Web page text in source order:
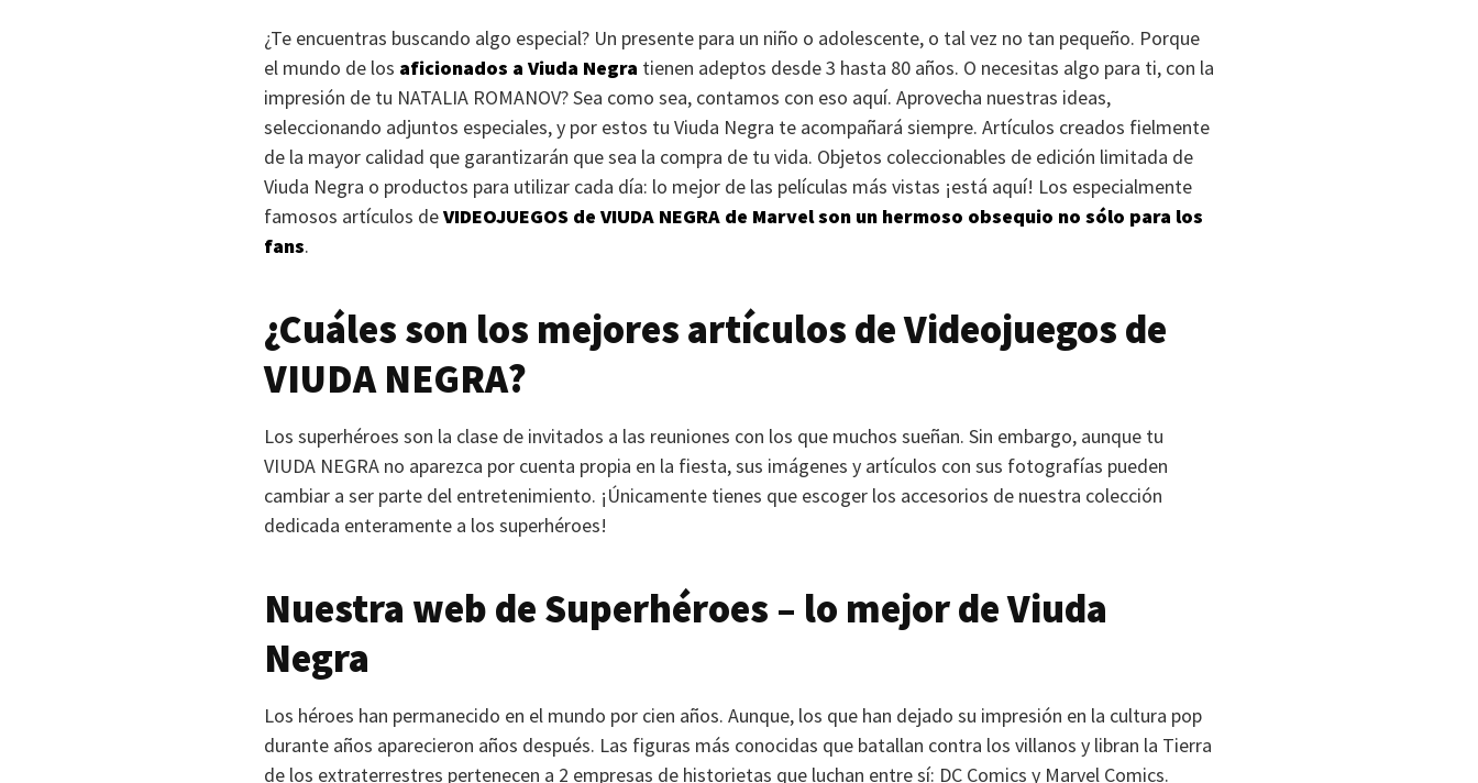
¿Te encuentras buscando algo especial? Un presente para un niño o adolescente, o tal vez no tan pequeño. Porque
el mundo de los aficionados a Viuda Negra tienen adeptos desde 3 hasta 80 años. O necesitas algo para ti, con la
impresión de tu NATALIA ROMANOV? Sea como sea, contamos con eso aquí. Aprovecha nuestras ideas,
seleccionando adjuntos especiales, y por estos tu Viuda Negra te acompañará siempre. Artículos creados fielmente
de la mayor calidad que garantizarán que sea la compra de tu vida. Objetos coleccionables de edición limitada de
Viuda Negra o productos para utilizar cada día: lo mejor de las películas más vistas ¡está aquí! Los especialmente
famosos artículos deVIDEOJUEGOS de VIUDA NEGRA de Marvel son un hermoso obsequio no sólo para los
fans.
¿Cuáles son los mejores artículos de Videojuegos de
VIUDA NEGRA?
Los superhéroes son la clase de invitados a las reuniones con los que muchos sueñan. Sin embargo, aunque tu
VIUDA NEGRA no aparezca por cuenta propia en la fiesta, sus imágenes y artículos con sus fotografías pueden
cambiar a ser parte del entretenimiento. ¡Únicamente tienes que escoger los accesorios de nuestra colección
dedicada enteramente a los superhéroes!
Nuestra web de Superhéroes – lo mejor de Viuda
Negra
Los héroes han permanecido en el mundo por cien años. Aunque, los que han dejado su impresión en la cultura pop
durante años aparecieron años después. Las figuras más conocidas que batallan contra los villanos y libran la Tierra
de los extraterrestres pertenecen a 2 empresas de historietas que luchan entre sí: DC Comics y Marvel Comics.